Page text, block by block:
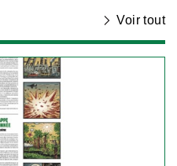
Voir tout